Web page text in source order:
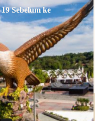
Sebelum ke
NEXT